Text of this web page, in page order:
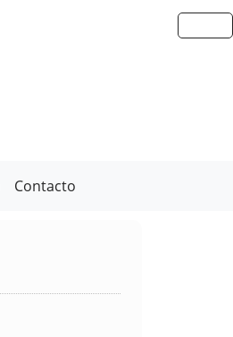
Contacto